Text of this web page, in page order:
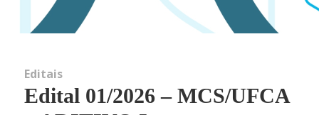
Perfil
Editais
Edital 01/2026 – MCS/UFCA